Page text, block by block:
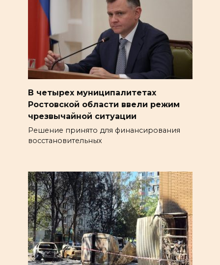
В четырех муниципалитетах
Ростовской области ввели режим
чрезвычайной ситуации
Решение принято для финансирования
восстановительных